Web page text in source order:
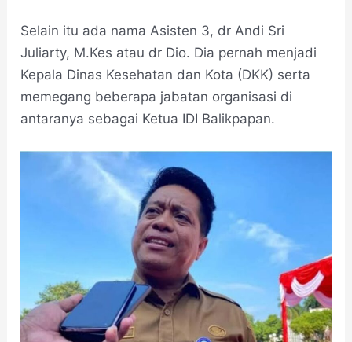
Selain itu ada nama Asisten 3, dr Andi Sri
Juliarty, M.Kes atau dr Dio. Dia pernah menjadi
Kepala Dinas Kesehatan dan Kota (DKK) serta
memegang beberapa jabatan organisasi di
antaranya sebagai Ketua IDI Balikpapan.